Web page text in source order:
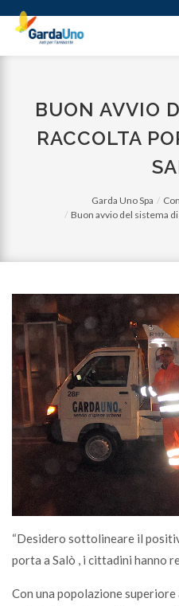
Gardauno
Spa
BUON AVVIO
RACCOLTA
Garda Uno Spa
Buon avvio del sistema
“Desidero sottolineare il
porta a Salò , i cittadini hanno
Con una popolazione